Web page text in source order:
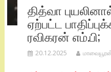
தித்வா
ஏற்பட்ட
ரவிகரன் எம்.பி;
20.12.2025